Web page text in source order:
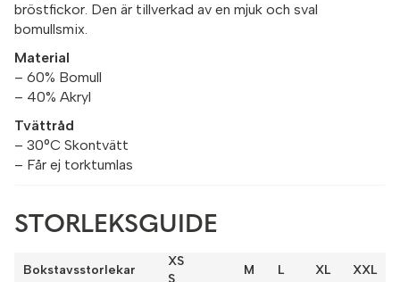
bröstfickor. Den är tillverkad av en mjuk och sval
bomullsmix.
Material
– 60% Bomull
– 40% Akryl
Tvättråd
– 30°C Skontvätt
– Får ej torktumlas
STORLEKSGUIDE
Bokstavsstorlekar
XS
M L XL XXL